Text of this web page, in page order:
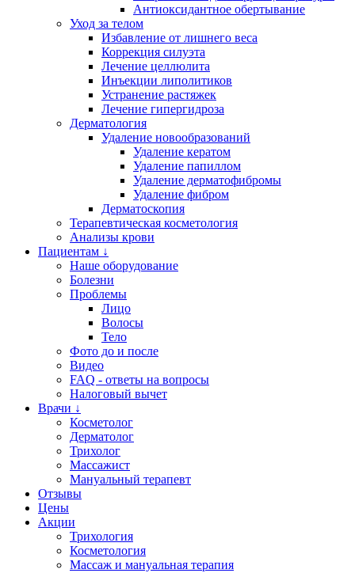
Антиоксидантное обертывание
Уход за телом
Избавление от лишнего веса
Коррекция силуэта
Лечение целлюлита
Инъекции липолитиков
Устранение растяжек
Лечение гипергидроза
Дерматология
Удаление новообразований
Удаление кератом
Удаление папиллом
Удаление дерматофибромы
Удаление фибром
Дерматоскопия
Терапевтическая косметология
Анализы крови
Пациентам ↓
Наше оборудование
Болезни
Проблемы
Лицо
Волосы
Тело
Фото до и после
Видео
FAQ - ответы на вопросы
Налоговый вычет
Врачи ↓
Косметолог
Дерматолог
Трихолог
Массажист
Мануальный терапевт
Отзывы
Цены
Акции
Трихология
Косметология
Массаж и мануальная терапия